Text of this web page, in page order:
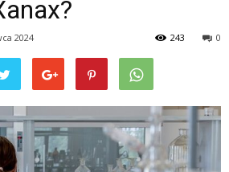
2024 0
243